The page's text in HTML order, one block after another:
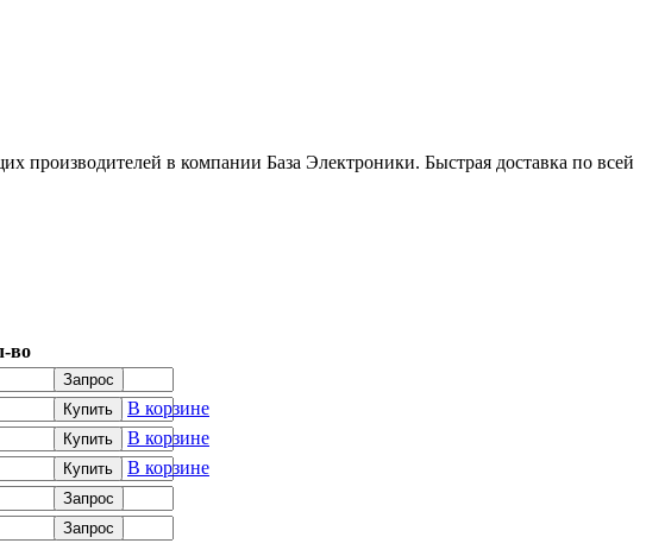
в компании База Электроники. Быстрая доставка по всей
во
Запрос
Купить
В корзине
Купить
В корзине
Купить
В корзине
Запрос
Запрос